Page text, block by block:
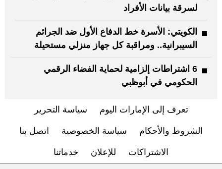
لسرقة بيانات الأفراد
الكويتي: الأسرة خط الدفاع الأول ضد الجرائم
السيبرانية.. ومراقبة كل جهاز منزلي مستحيلة
6 اشتراطات إلزامية لحماية الفضاء الرقمي
الحكومي في أبوظبي
تعرف إلى الإمارات اليوم سياسة التحرير
الشروط والأحكام سياسة الخصوصية اتصل بنا
الاشتراكات للإعلان خدماتنا